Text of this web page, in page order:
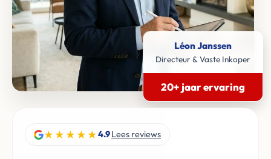
Léon Janssen
Directeur & Vaste Inkoper
20+ jaar ervaring
★★★★★4.9Lees reviews